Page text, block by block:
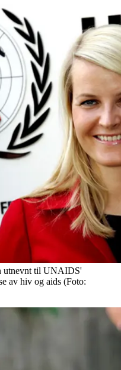
utnevnt til UNAIDS'
av hiv og aids (Foto: